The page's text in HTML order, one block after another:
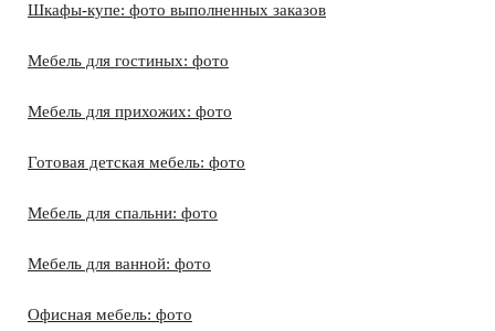
Шкафы-купе: фото выполненных заказов
Мебель для гостиных: фото
Мебель для прихожих: фото
Готовая детская мебель: фото
Мебель для спальни: фото
Мебель для ванной: фото
Офисная мебель: фото